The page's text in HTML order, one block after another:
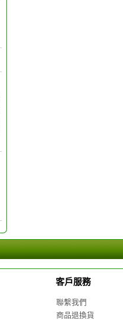
客戶服務
聯繫我們
商品退換貨